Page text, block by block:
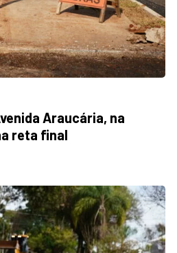
Araucária, na
reta final